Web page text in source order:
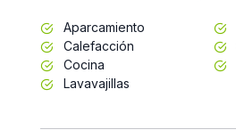
Aparcamiento
Calefacción
Cocina
Lavavajillas